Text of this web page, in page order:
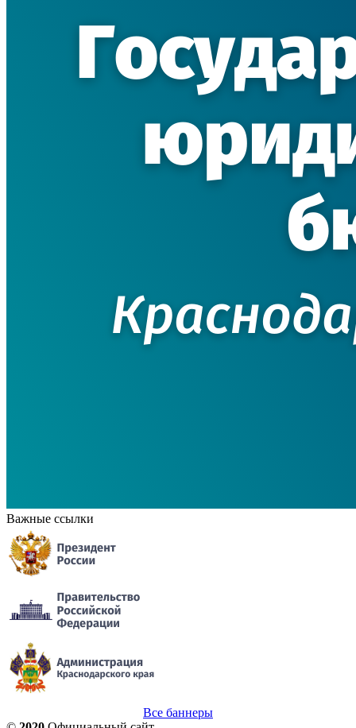
Важные ссылки
Все баннеры